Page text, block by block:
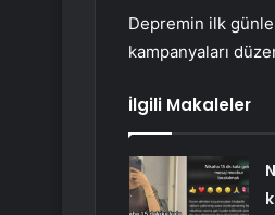
Depremin ilk
kampanyaları
İlgili Makaleler